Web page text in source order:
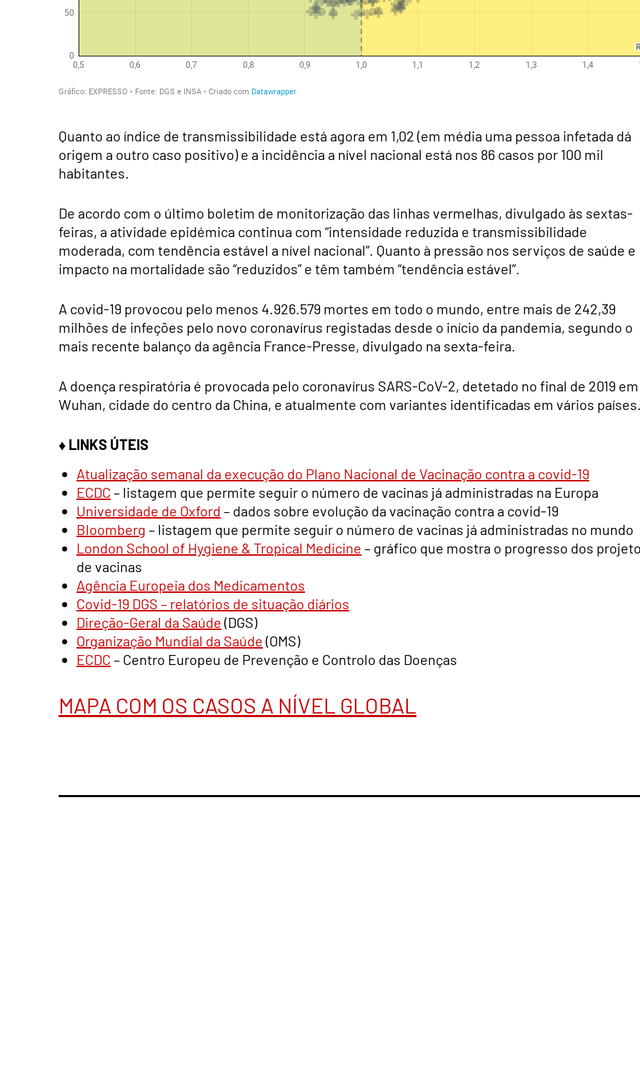
Quanto ao índice de transmissibilidade está agora em 1,02 (em média uma pessoa infetada dá
origem a outro caso positivo) e a incidência a nível nacional está nos 86 casos por 100 mil
habitantes.
De acordo com o último boletim de monitorização das linhas vermelhas, divulgado às sextas-
feiras, a atividade epidémica continua com “intensidade reduzida e transmissibilidade
moderada, com tendência estável a nível nacional”. Quanto à pressão nos serviços de saúde e
impacto na mortalidade são “reduzidos” e têm também “tendência estável”.
A covid-19 provocou pelo menos 4.926.579 mortes em todo o mundo, entre mais de 242,39
milhões de infeções pelo novo coronavírus registadas desde o início da pandemia, segundo o
mais recente balanço da agência France-Presse, divulgado na sexta-feira.
A doença respiratória é provocada pelo coronavírus SARS-CoV-2, detetado no final de 2019 em
Wuhan, cidade do centro da China, e atualmente com variantes identificadas em vários
♦ LINKS ÚTEIS
Atualização semanal da execução do Plano Nacional de Vacinação contra a covid-19
ECDC – listagem que permite seguir o número de vacinas já administradas na Europa
Universidade de Oxford – dados sobre evolução da vacinação contra a covid-19
Bloomberg – listagem que permite seguir o número de vacinas já administradas no mundo
London School of Hygiene & Tropical Medicine – gráfico que mostra o progresso dos
de vacinas
Agência Europeia dos Medicamentos
Covid-19 DGS – relatórios de situação diários
Direção-Geral da Saúde (DGS)
Organização Mundial da Saúde (OMS)
ECDC – Centro Europeu de Prevenção e Controlo das Doenças
MAPA COM OS CASOS A NÍVEL GLOBAL